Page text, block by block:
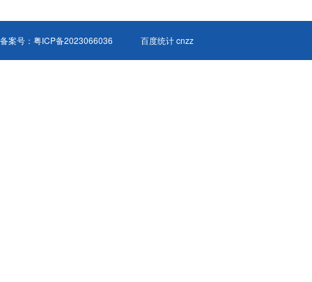
备案号： 粤ICP备2023066036 百度统计 cnzz